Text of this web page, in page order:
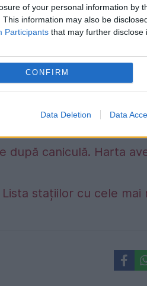
of your personal information by
This information may also be
Participants that may further disclose
CONFIRM
Data Deletion Data
după caniculă. Harta
stațiilor cu cele mai